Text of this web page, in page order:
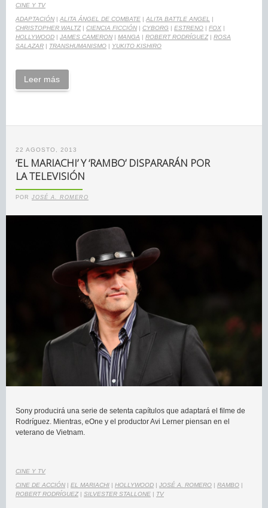
CINE Y TV
ADAPTACIÓN ALITA ÁNGEL DE COMBATE ALITA BATTLE ANGEL
CHRISTOPHER WALTZ| CIENCIA FICCIÓN CYBORG ESTRENO FOX
HOLLYWOOD
JAMES CAMERON MANGA ROBERT RODRÍGUEZ| ROSA
SALAZAR
TRANSHUMANISMO YUKITO KISHIRO
Leer más
22 AGOSTO, 2013
‘EL MARIACHI’ Y ‘RAMBO’ DISPARARÁN POR
LA TELEVISIÓN
POR JOSÉ A. ROMERO
Sony producirá una serie de setenta capítulos que adaptará el filme de
Rodríguez. Mientras, eOne y el productor Avi Lerner piensan en el
veterano de Vietnam.
CINE Y TV
CINE DE ACCIÓN | EL MARIACHI | HOLLYWOOD | JOSÉ A. ROMERO | RAMBO |
ROBERT RODRÍGUEZ| SILVESTER STALLONE | TV